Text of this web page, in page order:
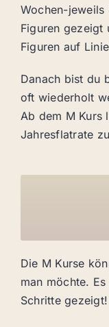
Wochen-jeweils
Figuren gezeigt
Figuren auf
Danach bist du
oft wiederholt
Ab dem M Kurs
Jahresflatrate
Die M Kurse
man möchte.
Schritte gezeigt!